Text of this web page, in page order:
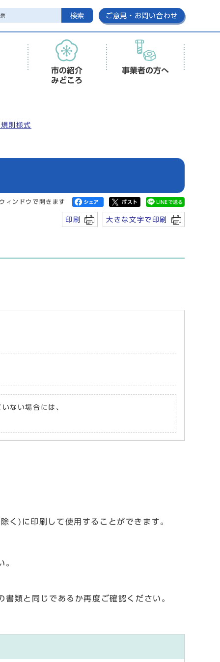
検索 ご意見・お問い合わせ
市の紹介
みどころ
事業者の方へ
則様式
ィンドウで開きます
印刷 大きな文字で印刷
ない場合には、
く)に印刷して使用することができます。
。
類と同じであるか再度ご確認ください。